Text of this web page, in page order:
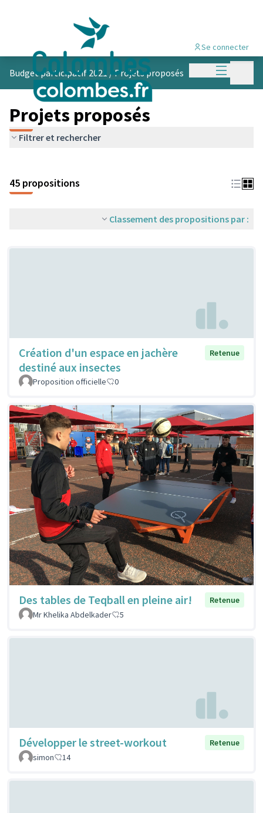
Menu
Se connecter
Budget participatif 2021 /Projets proposés
Projets proposés
Filtrer et rechercher
45 propositions
Classement des propositions par :
Création d'un espace en jachère
destiné aux insectes
Retenue
Proposition officielle 0
Des tables de Teqball en pleine air!
Retenue
Mr Khelika Abdelkader
5
Développer le street-workout
Retenue
simon
14